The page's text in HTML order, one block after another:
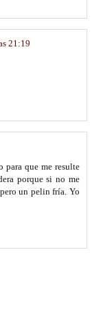
21:19
para que me resulte
porque si no me
un pelin fría. Yo